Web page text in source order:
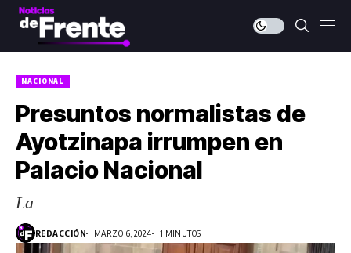
NACIONAL
Presuntos normalistas de
Ayotzinapa irrumpen en
Palacio Nacional
La
REDACCIÓN MARZO 6, 2024 1 MINUTOS